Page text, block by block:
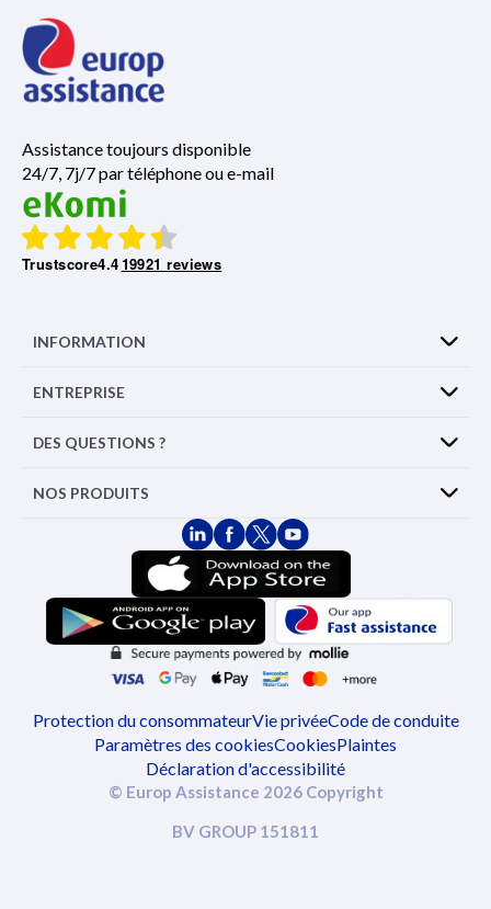
Assistance toujours disponible
24/7, 7j/7 par téléphone ou e-mail
Trustscore4.419921 reviews
INFORMATION
ENTREPRISE
DES QUESTIONS ?
NOS PRODUITS
Protection du consommateurVie privéeCode de conduite
Paramètres des cookiesCookiesPlaintes
Déclaration d'accessibilité
© Europ Assistance 2026 Copyright
BV GROUP 151811